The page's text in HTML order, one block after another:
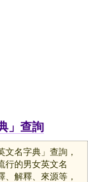
」查詢
文名字典」查詢，
行的男女英文名
、解釋、來源等，